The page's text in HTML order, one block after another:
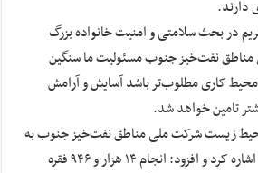
دارند.
در بحث سلامتی و امنیت خانواده بزرگ
نفت‌خیز جنوب مسئولیت ما سنگین
کاری مطلوب‌تر باشد آسایش و آرامش
تامین خواهد شد.
زیست شرکت ملی مناطق نفت‌خیز جنوب به
دیگر فعالیت‌های این اداره اشاره کرد و افزود: انجام ۱۴ هزار و ۹۴۶ فقره